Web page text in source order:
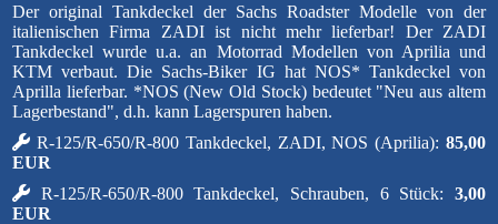
Der original Tankdeckel der Sachs Roadster Modelle von der
italienischen Firma ZADI ist nicht mehr lieferbar! Der ZADI
Tankdeckel wurde u.a. an Motorrad Modellen von Aprilia und
KTM verbaut. Die Sachs-Biker IG hat NOS* Tankdeckel von
Aprilla lieferbar. *NOS (New Old Stock) bedeutet "Neu aus altem
Lagerbestand", d.h. kann Lagerspuren haben.
R-125/R-650/R-800 Tankdeckel, ZADI, NOS (Aprilia): 85,00
EUR
R-125/R-650/R-800 Tankdeckel, Schrauben, 6 Stück: 3,00
EUR